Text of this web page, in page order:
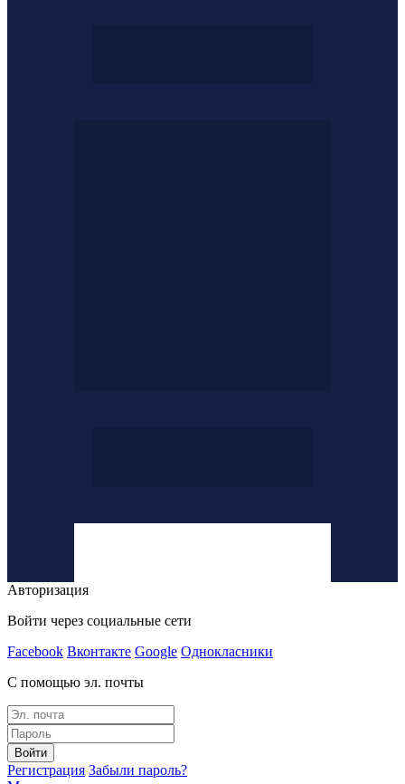
Авторизация
Войти через социальные сети
Facebook Вконтакте Google Однокласники
С помощью эл. почты
Войти
Регистрация Забыли пароль?